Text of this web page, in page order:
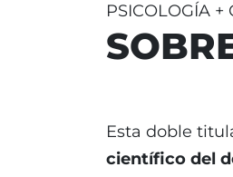
PSICOLOGÍA +
Esta doble
científico del